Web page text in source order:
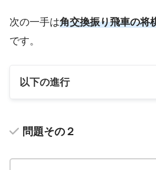
次の一手は角交換振り飛車の将
です。
以下の進行
問題その２